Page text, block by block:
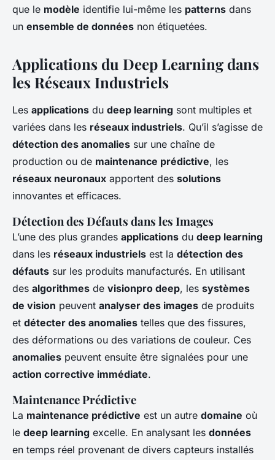
que le modèle identifie lui-même les patterns dans
un ensemble de données non étiquetées.
Applications du Deep Learning dans
les Réseaux Industriels
Les applications du deep learning sont multiples et
variées dans les réseaux industriels. Qu’il s’agisse de
détection des anomalies sur une chaîne de
production ou de maintenance prédictive, les
réseaux neuronaux apportent des solutions
innovantes et efficaces.
Détection des Défauts dans les Images
L’une des plus grandes applications du deep learning
dans les réseaux industriels est la détection des
défauts sur les produits manufacturés. En utilisant
des algorithmes de visionpro deep, les systèmes
de vision peuvent analyser des images de produits
et détecter des anomalies telles que des fissures,
des déformations ou des variations de couleur. Ces
anomalies peuvent ensuite être signalées pour une
action corrective immédiate.
Maintenance Prédictive
La maintenance prédictive est un autre domaine où
le deep learning excelle. En analysant les données
en temps réel provenant de divers capteurs installés